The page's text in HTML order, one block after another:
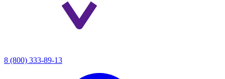
8 (800) 333-89-13